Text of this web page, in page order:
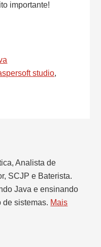
importante!
studio,
Analista de
SCJP e Baterista.
Java e ensinando
de sistemas. Mais